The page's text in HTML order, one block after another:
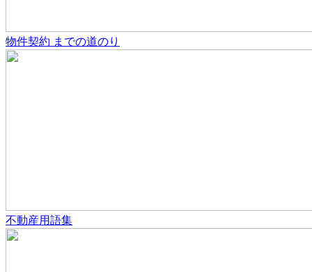
物件契約 までの道のり
不動産用語集